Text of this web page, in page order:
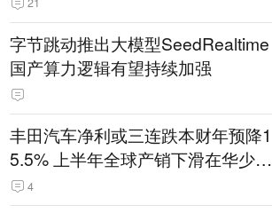
字节跳动推出大模型SeedRealtime
国产算力逻辑有望持续加强
丰田汽车净利或三连跌本财年预降1
5.5% 上半年全球产销下滑在华少卖
14.3万辆
4